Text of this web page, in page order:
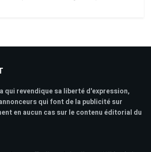
qui revendique sa liberté d'expression,
qui font de la publicité sur
en aucun cas sur le contenu éditorial du